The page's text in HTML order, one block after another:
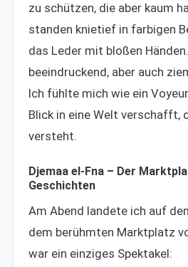
zu schützen, die aber kaum
standen knietief in farbigen
das Leder mit bloßen
beeindruckend, aber auch
Ich fühlte mich wie ein
Blick in eine Welt verschafft,
versteht.
Djemaa el-Fna – Der
Geschichten
Am Abend landete ich auf
dem berühmten Marktplatz
war ein einziges Spektakel: